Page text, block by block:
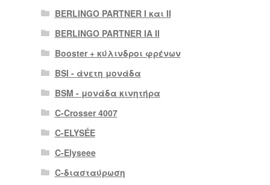
BERLINGO PARTNER I και II
BERLINGO PARTNER IA II
Booster + κύλινδροι φρένων
BSI - άνετη μονάδα
BSM - μονάδα κινητήρα
C-Crosser 4007
C-ELYSÉE
C-Elyseee
C-διασταύρωση